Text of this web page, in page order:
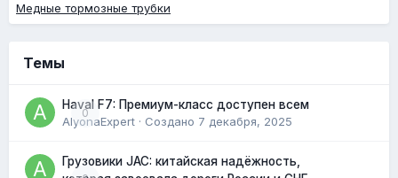
Медные тормозные трубки
Темы
0
Haval F7: Премиум-класс доступен всем
AlyonaExpert · Создано 7 декабря, 2025
Грузовики JAC: китайская надёжность,